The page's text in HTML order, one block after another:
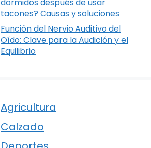
tacones? Causas y soluciones
Función del Nervio Auditivo del
Oído: Clave para la Audición y el
Equilibrio
Agricultura
Calzado